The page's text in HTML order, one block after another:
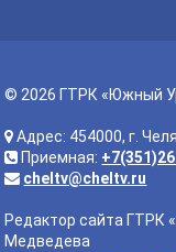
© 2026 ГТРК «Южный
Адрес: 454000, г.
Приемная:
cheltv@cheltv.ru
Редактор сайта ГТРК
Медведева